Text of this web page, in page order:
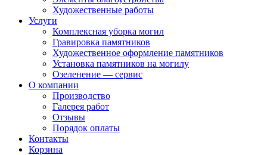
Художественные работы
Услуги
Комплексная уборка могил
Гравировка памятников
Художественное оформление памятников
Установка памятников на могилу
Озеленение — сервис
О компании
Производство
Галерея работ
Отзывы
Порядок оплаты
Контакты
Корзина